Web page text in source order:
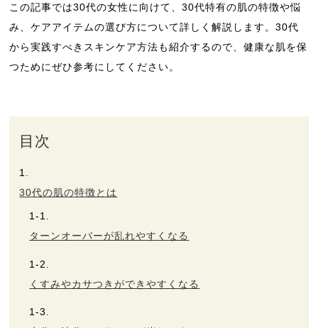
ヘルプ
よくあるご質問
お知らせ
この記事では30代の女性に向けて、30代特有の肌の特徴や悩
み、ケアアイテムの選び方について詳しく解説します。30代
から実践すべきスキンケア方法も紹介するので、健康な肌を保
つためにぜひ参考にしてください。
目次
30代の肌の特徴とは
ターンオーバーが乱れやすくなる
くすみやカサつきができやすくなる